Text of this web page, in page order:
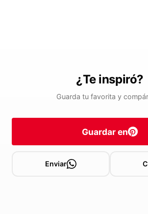
¿Te inspiró?
Guarda tu favorita y
Guardar en
Enviar